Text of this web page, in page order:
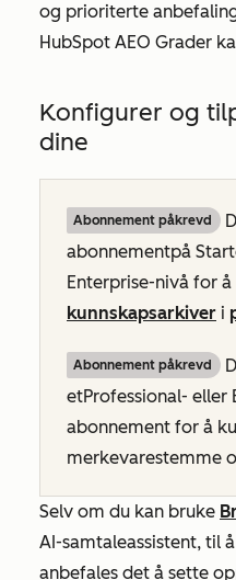
og prioriterte
HubSpot AEO Grader
Konfigurer og
dine
Abonnement påkrevd
abonnementpå
Enterprise-nivå for å
kunnskapsarkiver i
Abonnement påkrevd
etProfessional- eller
abonnement for å
merkevarestemme
Selv om du kan bruke
AI-samtaleassistent, til
anbefales det å sette